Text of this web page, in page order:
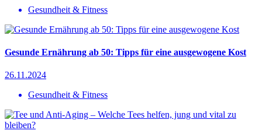
Gesundheit & Fitness
Gesunde Ernährung ab 50: Tipps für eine ausgewogene Kost
26.11.2024
Gesundheit & Fitness